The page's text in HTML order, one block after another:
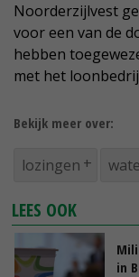
Noorderzijlvest
voor een van de
hebben
met het
Bekijk meer over:
lozingen
LEES OOK
in